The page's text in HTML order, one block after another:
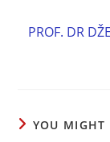
PROF. DR
YOU MIGHT